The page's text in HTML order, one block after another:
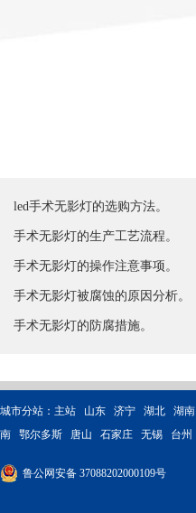
led手术无影灯的选购方法。
手术无影灯的生产工艺流程。
手术无影灯的操作注意事项。
手术无影灯被腐蚀的原因分析。
手术无影灯的防腐措施。
城市分站： 主站 山东 济宁 湖北 湖南
南
鄂尔多斯 唐山 石家庄 无锡 台州
鲁公网安备 37088202000109号